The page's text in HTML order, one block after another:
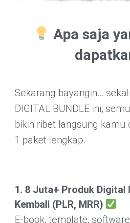
Apa saja
Sekarang bayangin…
DIGITAL BUNDLE ini,
bikin ribet langsung kamu
1 paket lengkap.
1. 8 Juta+ Produk Digital
Kembali (PLR, MRR)
E-book, template,